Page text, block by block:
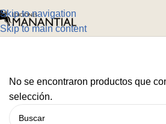
Skip to navigation
Skip to main content
No se encontraron productos que
selección.